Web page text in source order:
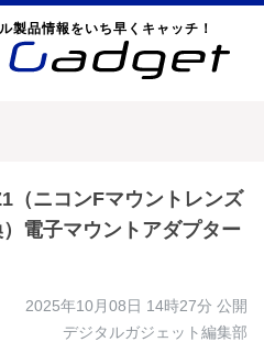
製品情報をいち早くキャッチ！
ニコンFマウントレンズ
電子マウントアダプター
2025年10月08日 14時27分 公開
デジタルガジェット編集部